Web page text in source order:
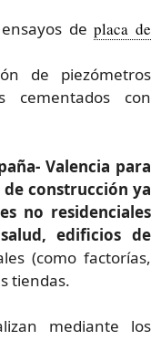
deplaca de
de piezómetros
cementados con
Valencia para
construcción ya
no residenciales
edificios de
(como factorías,
tiendas.
mediante los